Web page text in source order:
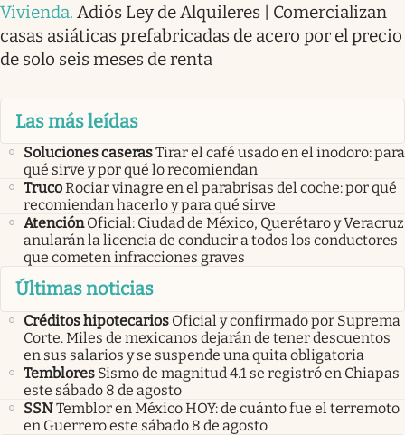
Vivienda. Adiós Ley de Alquileres | Comercializan
casas asiáticas prefabricadas de acero por el precio
de solo seis meses de renta
Las más leídas
Soluciones caserasTirar el café usado en el inodoro: para
qué sirve y por qué lo recomiendan
TrucoRociar vinagre en el parabrisas del coche: por qué
recomiendan hacerlo y para qué sirve
Atención Oficial: Ciudad de México, Querétaro y Veracruz
anularán la licencia de conducir a todos los conductores
que cometen infracciones graves
Últimas noticias
Créditos hipotecarios Oficial y confirmado por Suprema
Corte. Miles de mexicanos dejarán de tener descuentos
en sus salarios y se suspende una quita obligatoria
Temblores Sismo de magnitud 4.1 se registró en Chiapas
este sábado 8 de agosto
SSNTemblor en México HOY: de cuánto fue el terremoto
en Guerrero este sábado 8 de agosto